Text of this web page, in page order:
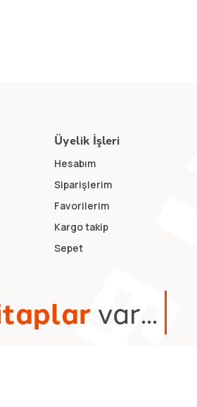
Üyelik İşleri
Hesabım
Siparişlerim
Favorilerim
Kargo takip
Sepet
taplarvar...